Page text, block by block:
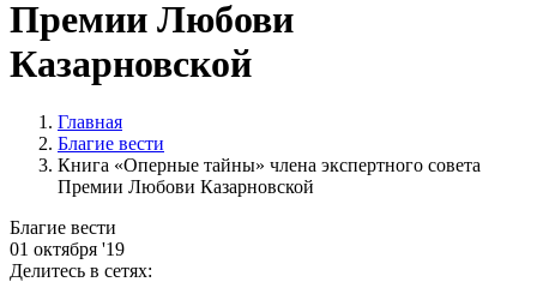
Премии Любови
Казарновской
Главная
Благие вести
Книга «Оперные тайны» члена экспертного совета
Премии Любови Казарновской
Благие вести
01 октября '19
Делитесь в сетях: